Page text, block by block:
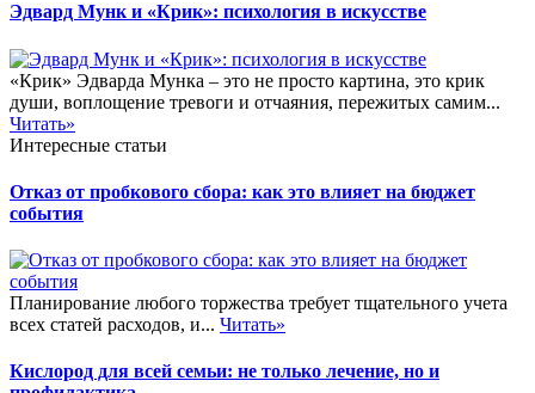
Эдвард Мунк и «Крик»: психология в искусстве
«Крик» Эдварда Мунка – это не просто картина, это крик
души, воплощение тревоги и отчаяния, пережитых самим...
Читать»
Интересные статьи
Отказ от пробкового сбора: как это влияет на бюджет
события
Планирование любого торжества требует тщательного учета
всех статей расходов, и... Читать»
Кислород для всей семьи: не только лечение, но и